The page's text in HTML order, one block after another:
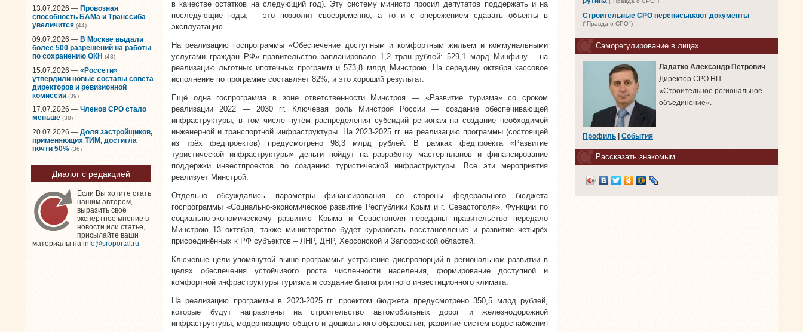
13.07.2026 — Провозная
способность БАМа и Транссиба
увеличится (44)
09.07.2026 — В Москве выдали
более 500 разрешений на работы
по сохранению ОКН (43)
15.07.2026 — «Россети»
утвердили новые составы совета
директоров и ревизионной
комиссии (39)
17.07.2026 — Членов СРО стало
меньше (38)
20.07.2026 — Доля застройщиков,
применяющих ТИМ, достигла
почти 50% (36)
Диалог с редакцией
Если Вы хотите стать
нашим автором,
выразить своё
экспертное мнение в
новости или статье,
присылайте ваши
материалы на info@sroportal.ru
в качестве остатков на следующий год). Эту систему министр просил депутатов поддержать и на
последующие годы, – это позволит своевременно, а то и с опережением сдавать объекты в
эксплуатацию.
На реализацию госпрограммы «Обеспечение доступным и комфортным жильем и коммунальными
услугами граждан РФ» правительство запланировало 1,2 трлн рублей: 529,1 млрд Минфину – на
реализацию льготных ипотечных программ и 573,8 млрд Минстрою. На середину октября кассовое
исполнение по программе составляет 82%, и это хороший результат.
Ещё одна госпрограмма в зоне ответственности Минстроя — «Развитие туризма» со сроком
реализации 2022 — 2030 гг. Ключевая роль Минстроя России — создание обеспечивающей
инфраструктуры, в том числе путём распределения субсидий регионам на создание необходимой
инженерной и транспортной инфраструктуры. На 2023-2025 гг. на реализацию программы (состоящей
из трёх федпроектов) предусмотрено 98,3 млрд рублей. В рамках федпроекта «Развитие
туристической инфраструктуры» деньги пойдут на разработку мастер-планов и финансирование
поддержки инвестпроектов по созданию туристической инфраструктуры. Все эти мероприятия
реализует Минстрой.
Отдельно обсуждались параметры финансирования со стороны федерального бюджета
госпрограммы «Социально-экономическое развитие Республики Крым и г. Севастополя». Функции по
социально-экономическому развитию Крыма и Севастополя переданы правительство передало
Минстрою 13 октября, также министерство будет курировать восстановление и развитие четырёх
присоединённых к РФ субъектов – ЛНР, ДНР, Херсонской и Запорожской областей.
Ключевые цели упомянутой выше программы: устранение диспропорций в региональном развитии в
целях обеспечения устойчивого роста численности населения, формирование доступной и
комфортной инфраструктуры туризма и создание благоприятного инвестиционного климата.
На реализацию программы в 2023-2025 гг. проектом бюджета предусмотрено 350,5 млрд рублей,
которые будут направлены на строительство автомобильных дорог и железнодорожной
инфраструктуры, модернизацию общего и дошкольного образования, развитие систем водоснабжения
Строительные СРО переписывают документы
("Правда о СРО")
Саморегулирование в лицах
Ладатко Александр Петрович
Директор СРО НП
«Строительное региональное
объединение».
Профиль События
Рассказать знакомым